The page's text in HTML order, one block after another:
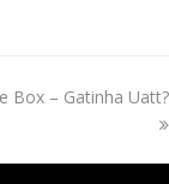
Box – Gatinha Uatt?